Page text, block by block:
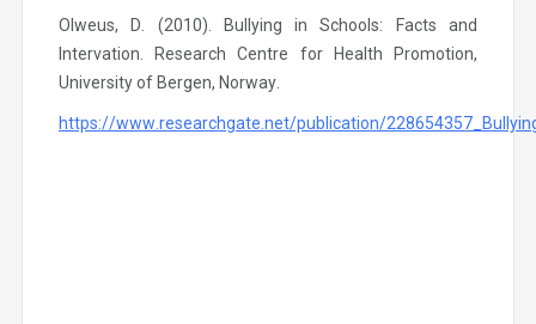
Olweus, D. (2010). Bullying in Schools: Facts and
Intervation. Research Centre for Health Promotion,
University of Bergen, Norway.
https://www.researchgate.net/publication/